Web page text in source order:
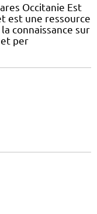
Occitanie Est
est une ressource
connaissance sur
per